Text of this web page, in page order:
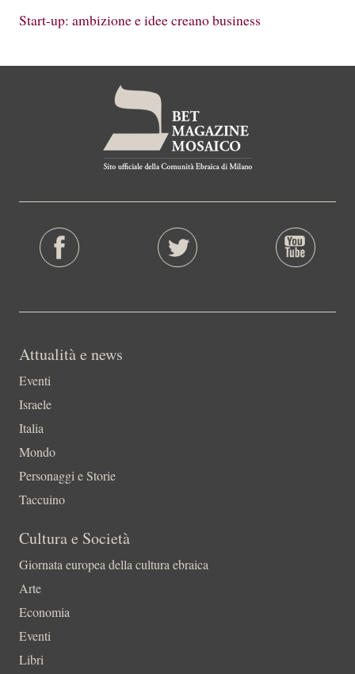
Start-up: ambizione e idee creano business
Attualità e news
Eventi
Israele
Italia
Mondo
Personaggi e Storie
Taccuino
Cultura e Società
Giornata europea della cultura ebraica
Arte
Economia
Eventi
Libri